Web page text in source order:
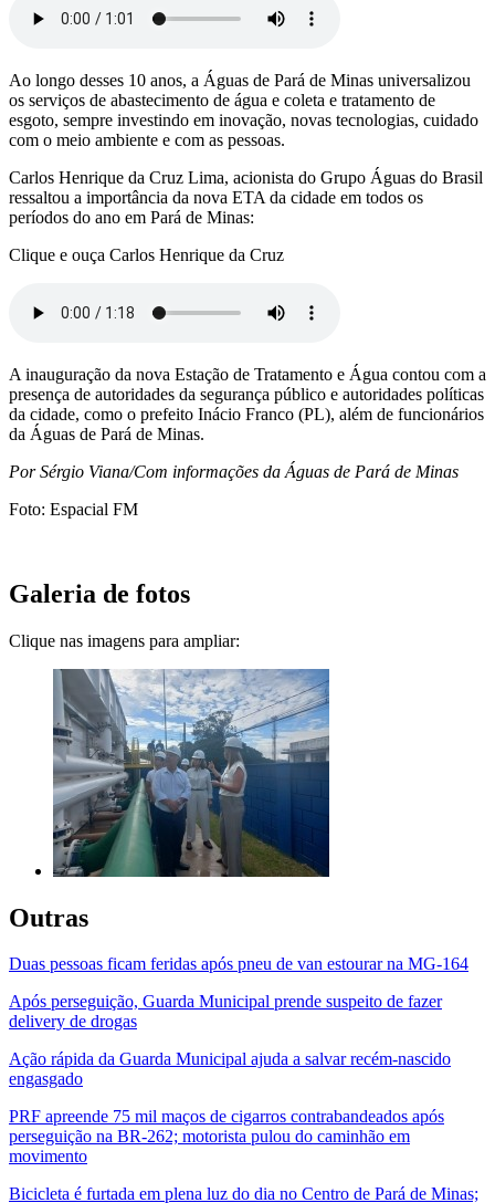
Ao longo desses 10 anos, a Águas de Pará de Minas universalizou
os serviços de abastecimento de água e coleta e tratamento de
esgoto, sempre investindo em inovação, novas tecnologias, cuidado
com o meio ambiente e com as pessoas.
Carlos Henrique da Cruz Lima, acionista do Grupo Águas do Brasil
ressaltou a importância da nova ETA da cidade em todos os
períodos do ano em Pará de Minas:
Clique e ouça Carlos Henrique da Cruz
A inauguração da nova Estação de Tratamento e Água contou com a
presença de autoridades da segurança público e autoridades políticas
da cidade, como o prefeito Inácio Franco (PL), além de funcionários
da Águas de Pará de Minas.
Por Sérgio Viana/Com informações da Águas de Pará de Minas
Foto: Espacial FM
Galeria de fotos
Clique nas imagens para ampliar:
Outras
Duas pessoas ficam feridas após pneu de van estourar na MG-164
Após perseguição, Guarda Municipal prende suspeito de fazer
delivery de drogas
Ação rápida da Guarda Municipal ajuda a salvar recém-nascido
engasgado
PRF apreende 75 mil maços de cigarros contrabandeados após
perseguição na BR-262; motorista pulou do caminhão em
movimento
Bicicleta é furtada em plena luz do dia no Centro de Pará de Minas;